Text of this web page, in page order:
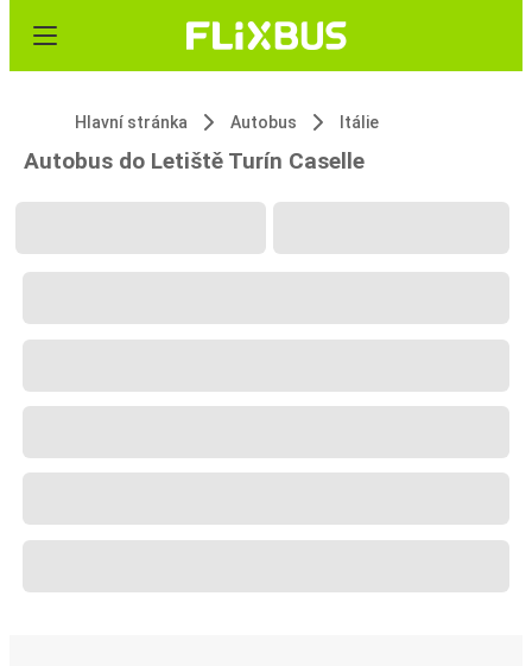
Hlavní stránka Autobus Itálie
Autobus do Letiště Turín Caselle